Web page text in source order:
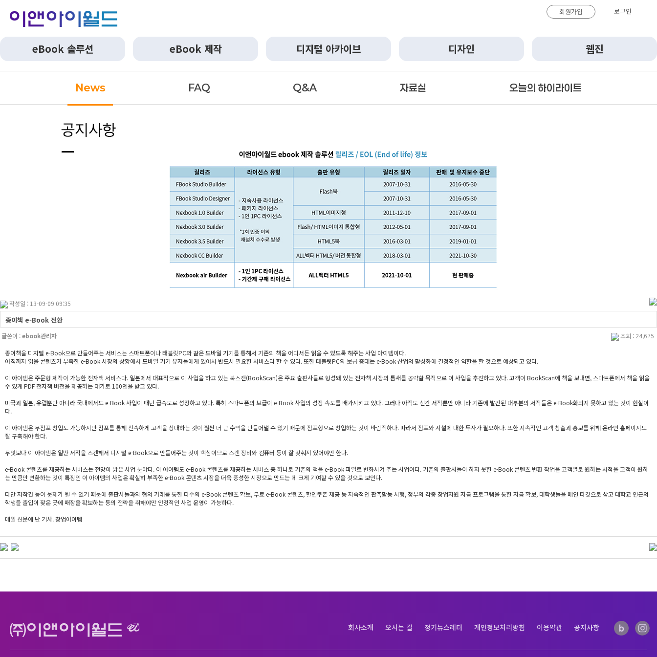
회원가입 로그인
eBook 솔루션 eBook 제작 디지털 아카이브 디자인 웹진
News FAQ Q&A 자료실 오늘의 하이라이트
작성일 : 13-09-09 09:35
종이책 e-Book 전환
글쓴이 :ebook관리자 조회 : 24,675
종이책을 디지털 e-Book으로 만들어주는 서비스는 스마트폰이나 태블릿PC와 같은 모바일 기기를 통해서 기존의 책을 어디서든 읽을 수 있도록 해주는 사업 아이템이다.
아직까지 읽을 콘텐츠가 부족한 e-Book 시장의 상황에서 모바일 기기 유저들에게 있어서 반드시 필요한 서비스라 할 수 있다. 또한 태블릿PC의 보급 증대는 e-Book 산업의 활성화에 결정적인 역할을 할 것으로 예상되고 있다.
이 아이템은 주문형 제작이 가능한 전자책 서비스다. 일본에서 대표적으로 이 사업을 하고 있는 북스캔(BookScan)은 주요 출판사들로 형성돼 있는 전자책 시장의 틈새를 공략할 목적으로 이 사업을 추진하고 있다. 고객이 BookScan에 책을 보내면, 스마트폰에서 책을 읽을
수 있게 PDF 전자책 버전을 제공하는 대가로 100엔을 받고 있다.
미국과 일본, 유럽뿐만 아니라 국내에서도 e-Book 사업이 매년 급속도로 성장하고 있다. 특히 스마트폰의 보급이 e-Book 사업의 성장 속도를 배가시키고 있다. 그러나 아직도 신간 서적뿐만 아니라 기존에 발간된 대부분의 서적들은 e-Book화되지 못하고 있는 것이 현실이
다.
이 아이템은 무점포 창업도 가능하지만 점포를 통해 신속하게 고객을 상대하는 것이 훨씬 더 큰 수익을 만들어낼 수 있기 때문에 점포형으로 창업하는 것이 바람직하다. 따라서 점포와 시설에 대한 투자가 필요하다. 또한 지속적인 고객 창출과 홍보를 위해 온라인 홈페이지도
잘 구축해야 한다.
무엇보다 이 아이템은 일반 서적을 스캔해서 디지털 e-Book으로 만들어주는 것이 핵심이므로 스캔 장비와 컴퓨터 등이 잘 갖춰져 있어야만 한다.
e-Book 콘텐츠를 제공하는 서비스는 전망이 밝은 사업 분야다. 이 아이템도 e-Book 콘텐츠를 제공하는 서비스 중 하나로 기존의 책을 e-Book 파일로 변화시켜 주는 사업이다. 기존의 출판사들이 하지 못한 e-Book 콘텐츠 변환 작업을 고객별로 원하는 서적을 고객이 원하
는 만큼만 변환하는 것이 특징인 이 아이템의 사업은 확실히 부족한 e-Book 콘텐츠 시장을 더욱 풍성한 시장으로 만드는 데 크게 기여할 수 있을 것으로 보인다.
다만 저작권 등이 문제가 될 수 있기 때문에 출판사들과의 협의 거래를 통한 다수의 e-Book 콘텐츠 확보, 무료 e-Book 콘텐츠, 할인쿠폰 제공 등 지속적인 판촉활동 시행, 정부의 각종 창업지원 자금 프로그램을 통한 자금 확보, 대학생들을 메인 타깃으로 삼고 대학교 인근의
학생들 출입이 잦은 곳에 매장을 확보하는 등의 전략을 취해야만 안정적인 사업 운영이 가능하다.
매일 신문에 난 기사. 창업아이템
회사소개 오시는 길 정기뉴스레터 개인정보처리방침 이용약관 공지사항